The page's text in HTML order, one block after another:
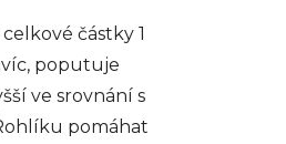
částky 1
poputuje
ve srovnání s
pomáhat